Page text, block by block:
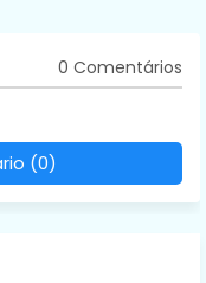
0 Comentários
(0)